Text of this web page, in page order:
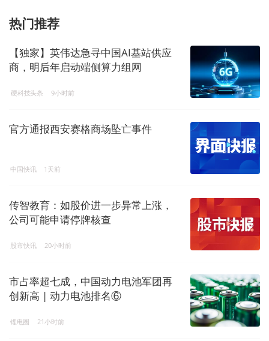
热门推荐
【独家】英伟达急寻中国AI基站供应
商，明后年启动端侧算力组网
硬科技头条 9小时前
官方通报西安赛格商场坠亡事件
中国快讯 1天前
传智教育：如股价进一步异常上涨，
公司可能申请停牌核查
股市快讯 20小时前
市占率超七成，中国动力电池军团再
创新高 | 动力电池排名⑥
锂电圈 21小时前